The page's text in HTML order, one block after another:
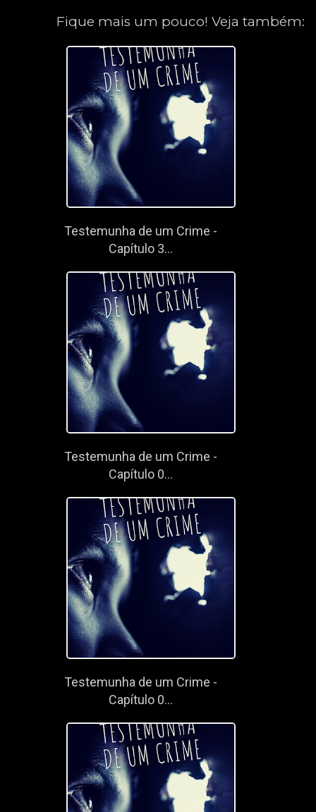
Fique mais um pouco! Veja também:
Testemunha de um Crime -
Capítulo 3...
Testemunha de um Crime -
Capítulo 0...
Testemunha de um Crime -
Capítulo 0...